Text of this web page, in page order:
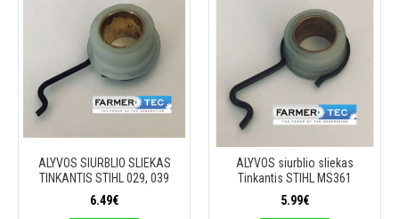
ALYVOS SIURBLIO SLIEKAS
TINKANTIS STIHL 029, 039
6.49€
ALYVOS siurblio sliekas
Tinkantis STIHL MS361
5.99€